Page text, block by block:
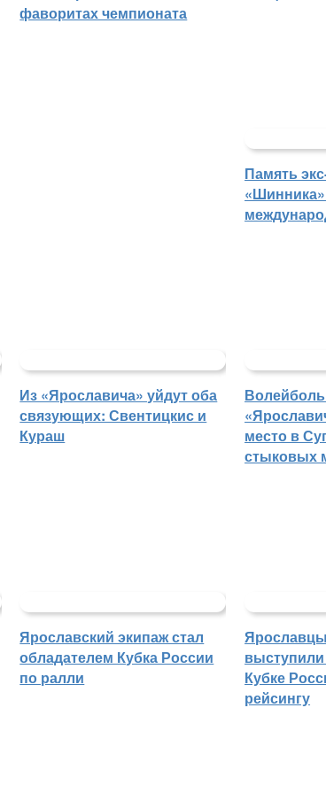
фаворитах чемпионата
Память
Из «Ярославича» уйдут оба
связующих: Свентицкис и
Кураш
место в
стыковых
Ярославский экипаж стал
обладателем Кубка России
по ралли
Кубке
рейсингу